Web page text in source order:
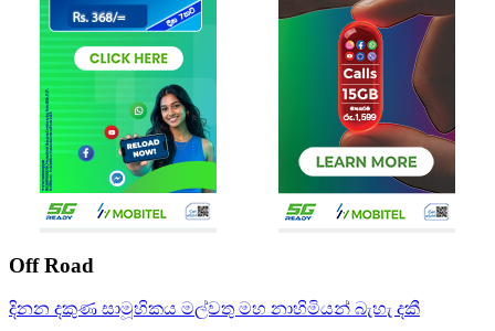
Off Road
දිනන දකුණ සාමූහිකය මල්වතු මහ නාහිමියන් බැහැ දකී